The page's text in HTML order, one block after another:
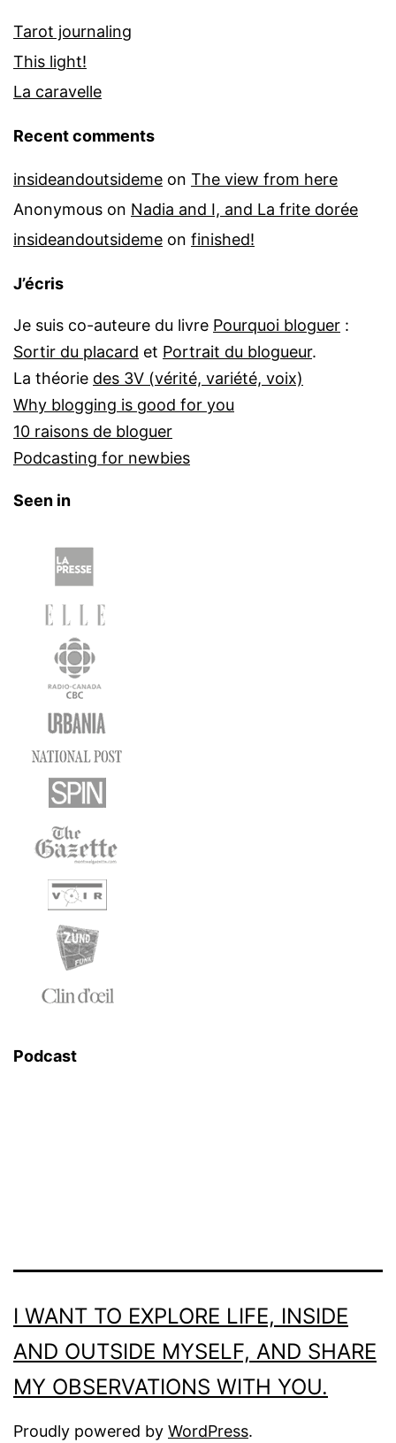
Tarot journaling
This light!
La caravelle
Recent comments
insideandoutsideme on The view from here
Anonymous on Nadia and I, and La frite dorée
insideandoutsideme on finished!
J’écris
Je suis co-auteure du livre Pourquoi bloguer :
Sortir du placard et Portrait du blogueur.
La théorie des 3V (vérité, variété, voix)
Why blogging is good for you
10 raisons de bloguer
Podcasting for newbies
Seen in
Podcast
I WANT TO EXPLORE LIFE, INSIDE
AND OUTSIDE MYSELF, AND SHARE
MY OBSERVATIONS WITH YOU.
Proudly powered by WordPress.